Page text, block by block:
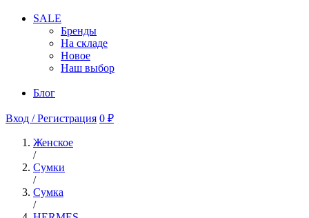
SALE
Бренды
На складе
Новое
Наш выбор
Блог
Вход / Регистрация 0 ₽
Женское
/
Сумки
/
Сумка
/